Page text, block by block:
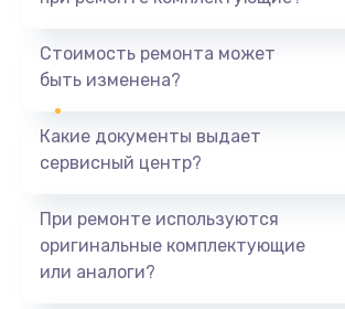
1440 руб.
Ремонт южного моста
Замена батарейки BIOS
Стоимость ремонта может
быть изменена?
Какие документы выдает
сервисный центр?
При ремонте используются
оригинальные комплектующие
или аналоги?